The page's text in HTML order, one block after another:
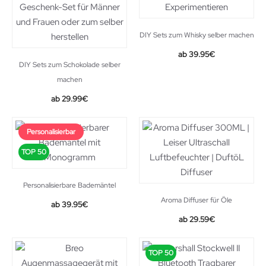
DIY Sets zum Schokolade selber
machen
29.99€
DIY Sets zum Whisky selber machen
39.95€
Personalisierbar
TOP 50
Personalisierbare Bademäntel
39.95€ Aroma Diffuser für Öle
Original
was:
29.59€Current
is:
TOP 50